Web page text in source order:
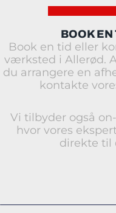
BOOK EN
Book en tid eller
værksted i Allerød.
du arrangere en
kontakte
Vi tilbyder også
hvor vores
direkte til